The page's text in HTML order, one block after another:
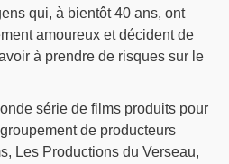
qui, à bientôt 40 ans, ont
amoureux et décident de
à prendre de risques sur le
série de films produits pour
de producteurs
Les Productions du Verseau,